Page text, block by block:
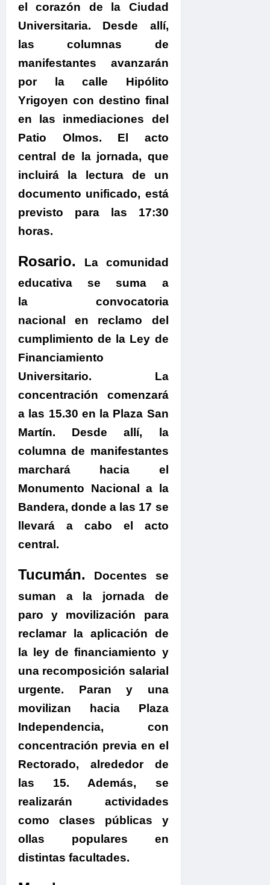
el corazón de la Ciudad
Universitaria. Desde allí,
las columnas de
manifestantes avanzarán
por la calle Hipólito
Yrigoyen con destino final
en las inmediaciones del
Patio Olmos. El acto
central de la jornada, que
incluirá la lectura de un
documento unificado, está
previsto para las 17:30
horas.
Rosario.
La comunidad
educativa se suma a
la convocatoria
nacional en reclamo del
cumplimiento de la Ley de
Financiamiento
Universitario. La
concentración comenzará
a las 15.30 en la Plaza San
Martín. Desde allí,
la
columna de manifestantes
marchará hacia el
Monumento Nacional a la
Bandera, donde a las 17 se
llevará a cabo el acto
central.
Tucumán. Docentes se
suman a la jornada de
paro y movilización para
reclamar la aplicación de
la ley de financiamiento y
una recomposición salarial
urgente. Paran y una
movilizan hacia Plaza
Independencia, con
concentración previa en el
Rectorado, alrededor de
las 15. Además, se
realizarán actividades
como clases públicas y
ollas populares en
distintas facultades.